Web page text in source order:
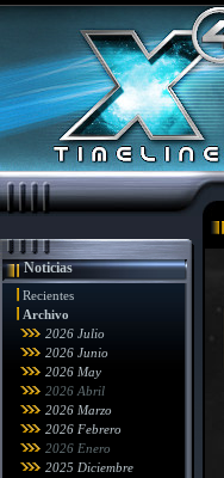
Noticias
Recientes
Archivo
2026 Julio
2026 Junio
2026 May
2026 Abril
2026 Marzo
2026 Febrero
2026 Enero
2025 Diciembre